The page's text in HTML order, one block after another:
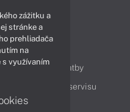
doručenia a platby
Cenník servisu
zážitku a
stránke a
prehliadača
na
s využívaním